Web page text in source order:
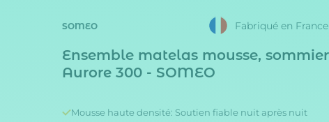
SOMEO Fabriqué en France
Ensemble matelas mousse,
Aurore 300 - SOMEO
Mousse haute densité: Soutien fiable nuit après nuit